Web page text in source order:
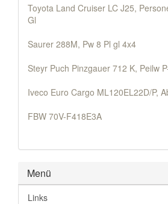
Toyota Land Cruiser LC J25,
Gl
Saurer 288M, Pw 8 Pl gl 4x4
Steyr Puch Pinzgauer 712 K, Peilw
Iveco Euro Cargo ML120EL22D/P,
FBW 70V-F418E3A
Menü
Links